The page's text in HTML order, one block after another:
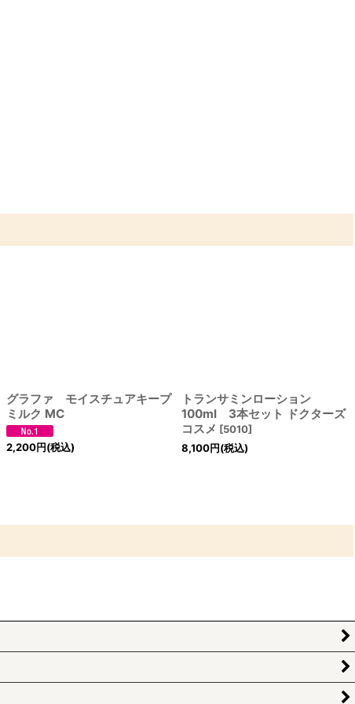
グラファ モイスチュアキープ
ミルク MC
2,200円(税込)
トランサミンローション
100ml 3本セット ドクターズ
コスメ [5010]
8,100円(税込)